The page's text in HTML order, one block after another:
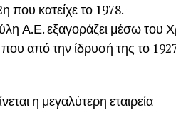
που κατείχε το 1978.
Α.Ε. εξαγοράζει μέσω του
από την ίδρυσή της το
η μεγαλύτερη εταιρεία